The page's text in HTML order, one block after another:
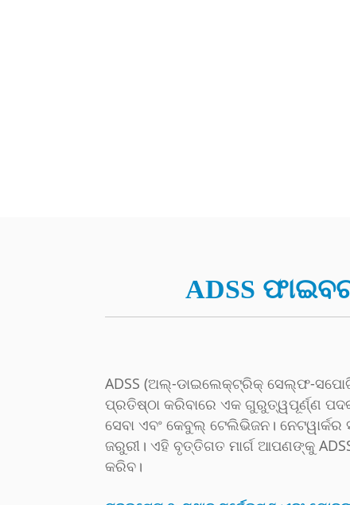
ADSS
ADSS (ଅଲ୍-ଡାଇଲେକ୍ଟ୍ରିକ୍ ସେଲ୍ଫ-
ପ୍ରତିଷ୍ଠା କରିବାରେ ଏକ ଗୁରୁତ୍ୱପୂର୍ଣ୍ଣ
ସେବା ଏବଂ କେବୁଲ୍ ଟେଲିଭିଜନ।
ଜରୁରୀ। ଏହି ବୃତ୍ତିଗତ ମାର୍ଗ ଆପଣଙ୍କୁ
କରିବ।